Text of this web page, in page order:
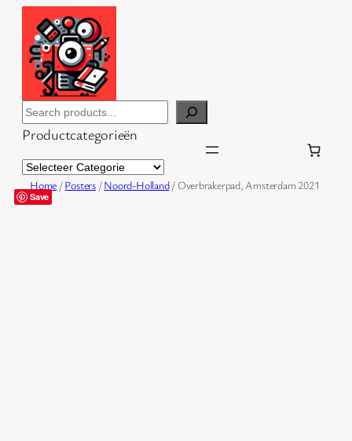
inhoud
Search
Productcategorieën
Save
Home /Posters/Noord-Holland/ Overbrakerpad, Amsterdam 2021